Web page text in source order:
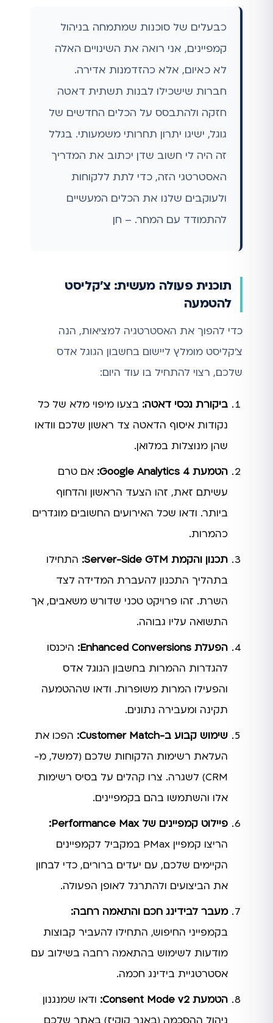
כבעלים של סוכנות שמתמחה בניהול
קמפיינים, אני רואה את השינויים האלה
לא כאיום, אלא כהזדמנות אדירה.
חברות שישכילו לבנות תשתית דאטה
חזקה ולהתבסס על הכלים החדשים של
גוגל, ישיגו יתרון תחרותי משמעותי. בגלל
זה היה לי חשוב שדן יכתוב את המדריך
האסטרטגי הזה, כדי לתת ללקוחות
ולעוקבים שלנו את הכלים המעשיים
להתמודד עם המחר. – חן
תוכנית פעולה מעשית: צ'קליסט
להטמעה
כדי להפוך את האסטרטגיה למציאות, הנה
צ'קליסט מומלץ ליישום בחשבון הגוגל אדס
שלכם, רצוי להתחיל בו עוד היום:
ביקורת נכסי דאטה: בצעו מיפוי מלא של כל
נקודות איסוף הדאטה צד ראשון שלכם וודאו
שהן מנוצלות במלואן.
הטמעת Google Analytics 4:
אם טרם
עשיתם זאת, זהו הצעד הראשון והדחוף
ביותר. ודאו שכל האירועים החשובים מוגדרים
כהמרות.
תכנון והקמת Server-Side GTM:
התחילו
בתהליך התכנון להעברת המדידה לצד
השרת. זהו פרויקט טכני שדורש משאבים, אך
התשואה עליו גבוהה.
הפעלת Enhanced Conversions:
היכנסו
להגדרות ההמרות בחשבון הגוגל אדס
והפעילו המרות משופרות. ודאו שההטמעה
תקינה ומעבירה נתונים.
שימוש קבוע ב-Customer Match:
הפכו את
העלאת רשימות הלקוחות שלכם (למשל, מ-
CRM) לשגרה. צרו קהלים על בסיס רשימות
אלו והשתמשו בהם בקמפיינים.
פיילוט קמפיינים של Performance Max:
הריצו קמפיין PMax במקביל לקמפיינים
הקיימים שלכם, עם יעדים ברורים, כדי לבחון
את הביצועים ולהתרגל לאופן הפעולה.
מעבר לבידינג חכם והתאמה רחבה:
בקמפייני החיפוש, התחילו להעביר קבוצות
מודעות לשימוש בהתאמה רחבה בשילוב עם
אסטרטגיית בידינג חכמה.
הטמעת Consent Mode v2:
ודאו שמנגנון